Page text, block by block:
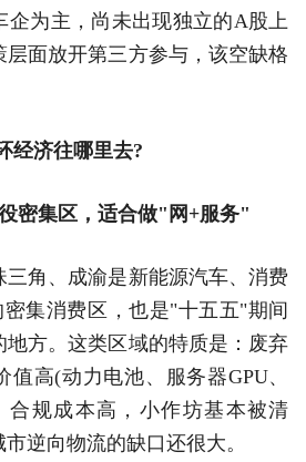
企为主，尚未出现独立的A股上
面放开第三方参与，该空缺格
经济往哪里去?
密集区，适合做"网+服务"
角、成渝是新能源汽车、消费
集消费区，也是"十五五"期间
方。这类区域的特质是：废弃
高(动力电池、服务器GPU、
合规成本高，小作坊基本被清
逆向物流的缺口还很大。